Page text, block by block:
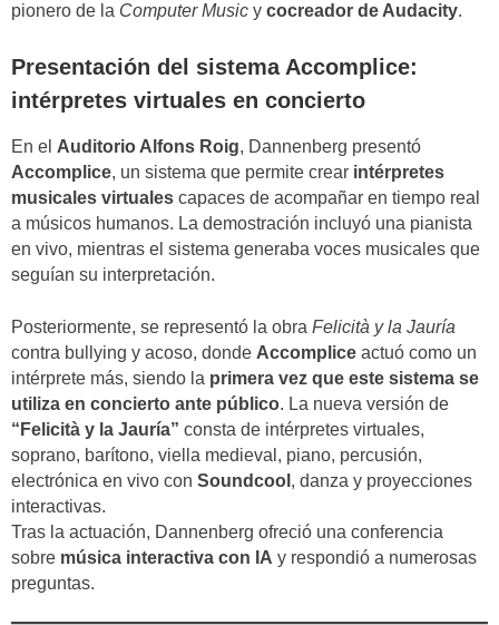
pionero de la Computer Music y cocreador de Audacity.
Presentación del sistema Accomplice:
intérpretes virtuales en concierto
En el Auditorio Alfons Roig, Dannenberg presentó
Accomplice, un sistema que permite crear intérpretes
musicales virtuales capaces de acompañar en tiempo real
a músicos humanos. La demostración incluyó una pianista
en vivo, mientras el sistema generaba voces musicales que
seguían su interpretación.
Posteriormente, se representó la obra Felicità y la Jauría
contra bullying y acoso, donde Accomplice actuó como un
intérprete más, siendo la primera vez que este sistema se
utiliza en concierto ante público. La nueva versión de
“Felicità y la Jauría” consta de intérpretes virtuales,
soprano, barítono, viella medieval, piano, percusión,
electrónica en vivo con Soundcool , danza y proyecciones
interactivas.
Tras la actuación, Dannenberg ofreció una conferencia
sobre música interactiva con IA y respondió a numerosas
preguntas.